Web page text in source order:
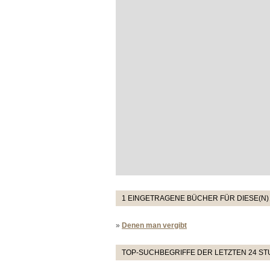
1 EINGETRAGENE BÜCHER FÜR DIESE(N)
» Denen man vergibt
TOP-SUCHBEGRIFFE DER LETZTEN 24